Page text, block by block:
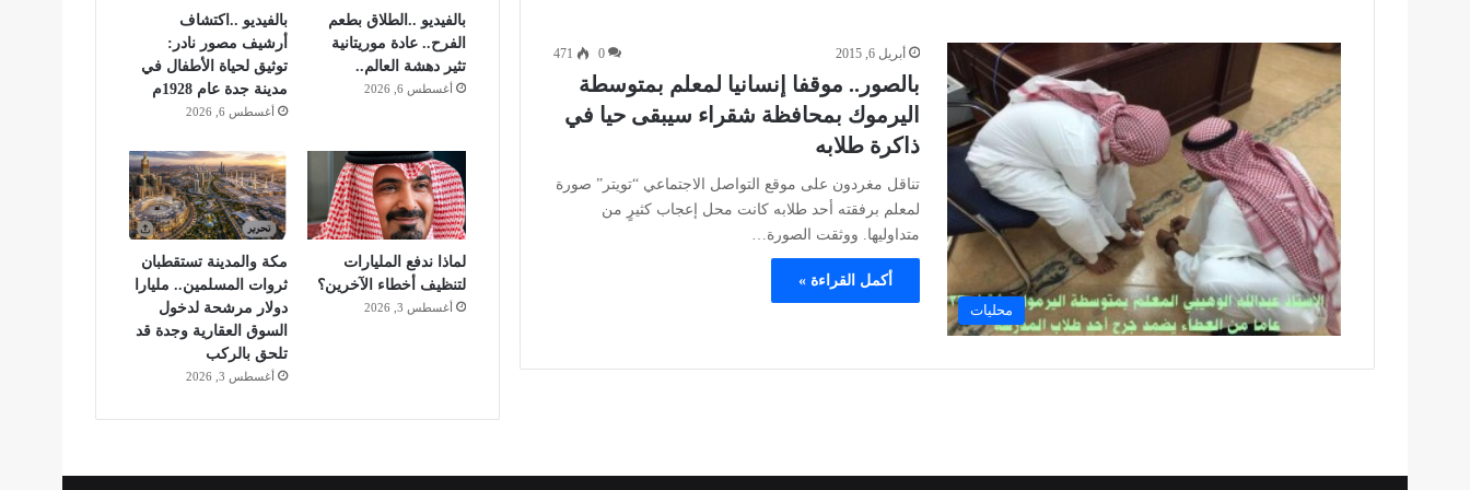
محليات
أبريل 6, 2015 0
471
بالصور.. موقفا إنسانيا لمعلم بمتوسطة
اليرموك بمحافظة شقراء سيبقى حيا في
ذاكرة طلابه
تناقل مغردون على موقع التواصل الاجتماعي “تويتر” صورة
لمعلم برفقته أحد طلابه كانت محل إعجاب كثيرٍ من
متداوليها. ووثقت الصورة…
أكمل القراءة »
بالفيديو ..الطلاق بطعم
الفرح.. عادة موريتانية
تثير دهشة العالم..
أغسطس 6, 2026
بالفيديو ..اكتشاف
أرشيف مصور نادر:
توثيق لحياة الأطفال في
مدينة جدة عام 1928م
أغسطس 6, 2026
لماذا ندفع المليارات
لتنظيف أخطاء الآخرين؟
أغسطس 3, 2026
مكة والمدينة تستقطبان
ثروات المسلمين.. مليارا
دولار مرشحة لدخول
السوق العقارية وجدة قد
تلحق بالركب
أغسطس 3, 2026